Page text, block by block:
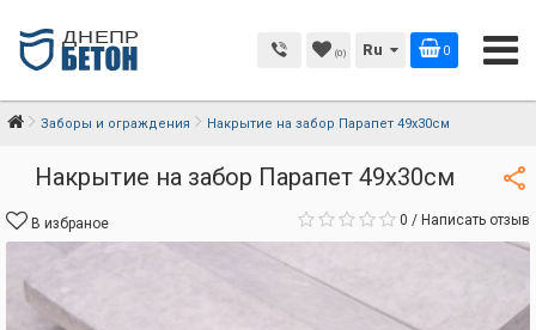
(0) Ru 0
Заборы и ограждения Накрытие на забор Парапет 49х30см
Накрытие на забор Парапет 49х30см
В избраное 0 / Написать отзыв